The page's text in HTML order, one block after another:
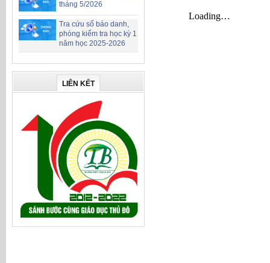
tháng 5/2026
Tra cứu số báo danh,
phòng kiểm tra học kỳ 1
năm học 2025-2026
LIÊN KẾT